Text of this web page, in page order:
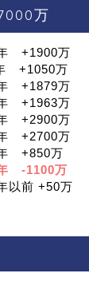
万
+1900万
+1050万
+1879万
+1963万
+2900万
+2700万
+850万
-1100万
前 +50万